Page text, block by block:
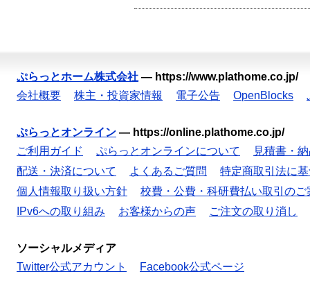
ぷらっとホーム株式会社 — https://www.plathome.co.jp/
会社概要
株主・投資家情報 電子公告 OpenBlocks
ぷらっとオンライン — https://online.plathome.co.jp/
ご利用ガイド
ぷらっとオンラインについて
見積書・
配送・決済について
よくあるご質問
特定商取引法に
個人情報取り扱い方針
校費・公費・科研費払い取引のご
IPv6への取り組み
お客様からの声 ご注文の取り消し
ソーシャルメディア
Twitter公式アカウント
Facebook公式ページ